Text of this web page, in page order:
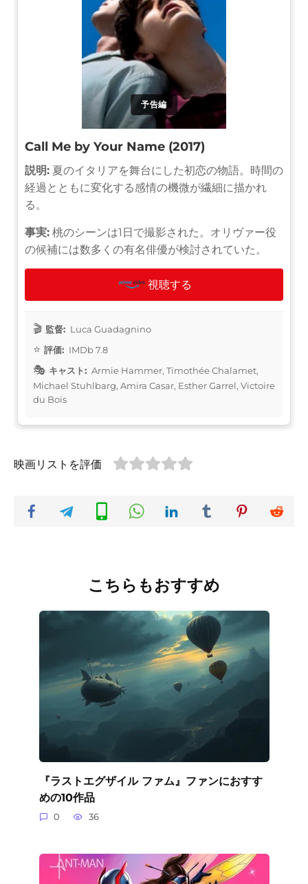
予告編
Call Me by Your Name (2017)
説明: 夏のイタリアを舞台にした初恋の物語。時間の
経過とともに変化する感情の機微が繊細に描かれ
る。
事実: 桃のシーンは1日で撮影された。オリヴァー役
の候補には数多くの有名俳優が検討されていた。
視聴する
監督: Luca Guadagnino
評価: IMDb 7.8
キャスト: Armie Hammer, Timothée Chalamet,
Michael Stuhlbarg, Amira Casar, Esther Garrel, Victoire
du Bois
映画リストを評価
こちらもおすすめ
『ラストエグザイル ファム』ファンにおすす
めの10作品
0 36